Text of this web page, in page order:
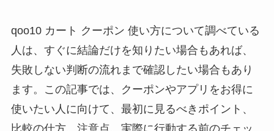
qoo10 カート クーポン 使い方について調べている
人は、すぐに結論だけを知りたい場合もあれば、
失敗しない判断の流れまで確認したい場合もあり
ます。この記事では、クーポンやアプリをお得に
使いたい人に向けて、最初に見るべきポイント、
比較の仕方、注意点、実際に行動する前のチェッ